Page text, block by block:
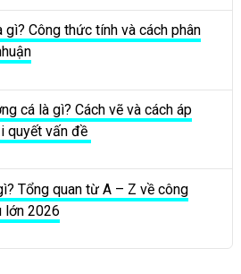
gì? Công thức tính và cách phân
cá là gì? Cách vẽ và cách áp
quyết vấn đề
Tổng quan từ A – Z về công
lớn 2026